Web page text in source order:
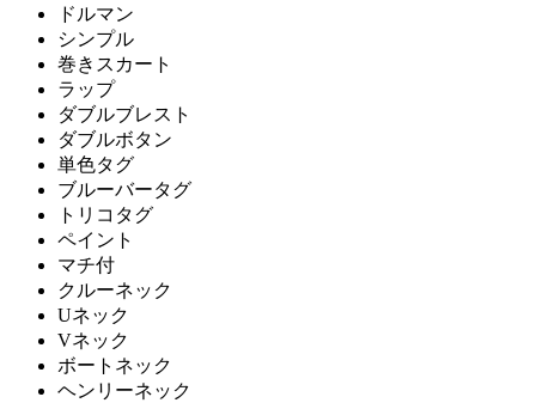
ドルマン
シンプル
巻きスカート
ラップ
ダブルブレスト
ダブルボタン
単色タグ
ブルーバータグ
トリコタグ
ペイント
マチ付
クルーネック
Uネック
Vネック
ボートネック
ヘンリーネック